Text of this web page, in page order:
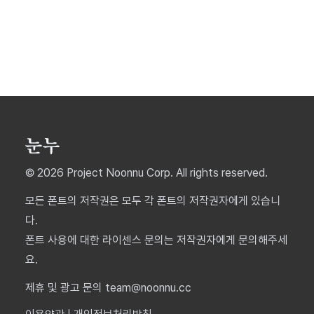
© 2026 Project Noonnu Corp. All rights reserved.
모든 폰트의 저작권은 모두 각 폰트의 저작권자에게 있습니
다.
폰트 사용에 대한 라이센스 문의는 저작권자에게 문의해주세
요.
제휴 및 광고 문의 team@noonnu.cc